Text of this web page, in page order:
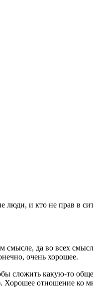
люди, и кто не прав в
смысле, да во всех
очень хорошее.
сложить какую-то
Хорошее отношение ко